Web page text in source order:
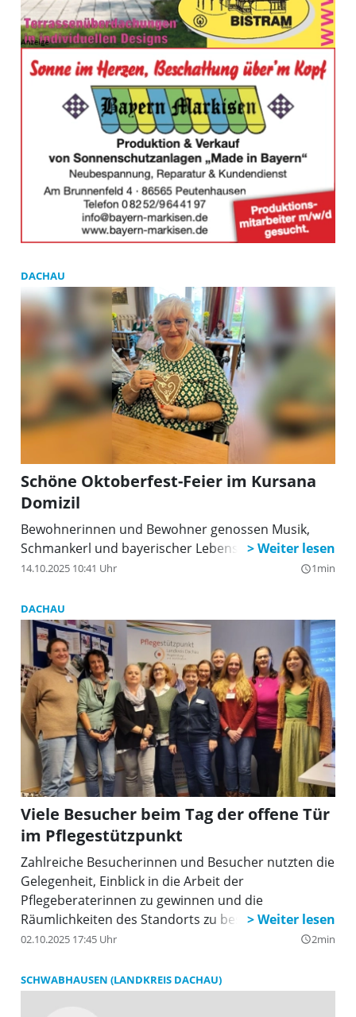
DACHAU
Schöne Oktoberfest-Feier im Kursana
Domizil
Bewohnerinnen und Bewohner genossen Musik,
Schmankerl und bayerischer Lebensfreude.
14.10.2025 10:41 Uhr query_builder1min
DACHAU
Viele Besucher beim Tag der offene Tür
im Pflegestützpunkt
Zahlreiche Besucherinnen und Besucher nutzten die
Gelegenheit, Einblick in die Arbeit der
Pflegeberaterinnen zu gewinnen und die
Räumlichkeiten des Standorts zu besichtigen.
02.10.2025 17:45 Uhr query_builder2min
SCHWABHAUSEN (LANDKREIS DACHAU)